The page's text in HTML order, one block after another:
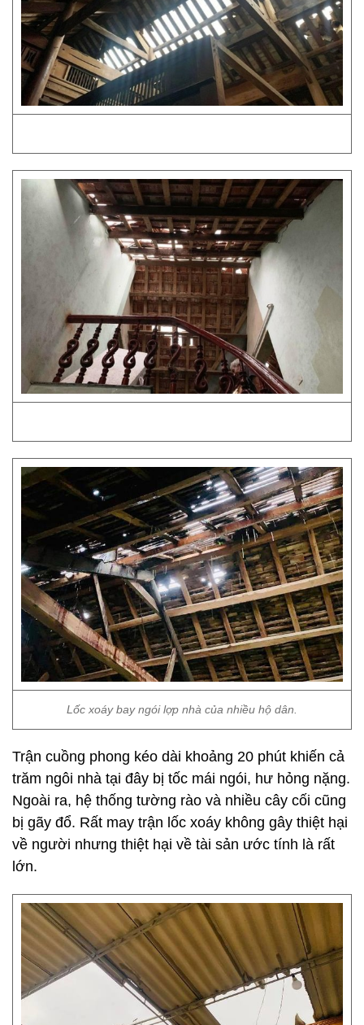
Lốc xoáy bay ngói lợp nhà của nhiều hộ dân.
Trận cuồng phong kéo dài khoảng 20 phút khiến cả
trăm ngôi nhà tại đây bị tốc mái ngói, hư hỏng nặng.
Ngoài ra, hệ thống tường rào và nhiều cây cối cũng
bị gãy đổ. Rất may trận lốc xoáy không gây thiệt hại
về người nhưng thiệt hại về tài sản ước tính là rất
lớn.